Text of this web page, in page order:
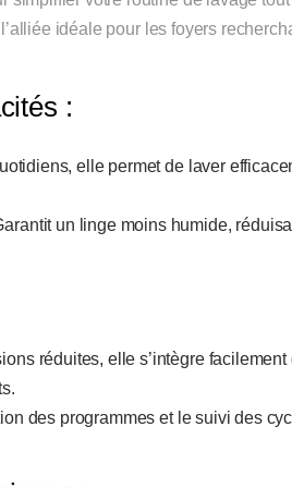
idéale pour les foyers
:
elle permet de laver
un linge moins humide,
réduites, elle s’intègre
des programmes et le suivi des